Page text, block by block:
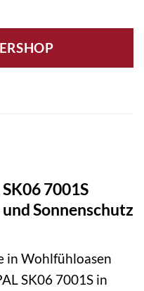
7001S
Sonnenschutz
in Wohlfühloasen
SK06 7001S in